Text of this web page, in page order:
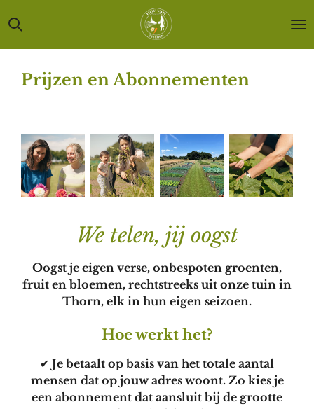
direct
naar
hoofdinhoud
Prijzen enAbonnementen
We telen, jij oogst
Oogst je eigen verse, onbespoten groenten,
fruit en bloemen, rechtstreeks uit onze tuin in
Thorn, elk in hun eigen seizoen.
Hoe werkt het?
✔ Je betaalt op basis van het totale aantal
mensen dat op jouw adres woont. Zo kies je
een abonnement dat aansluit bij de grootte